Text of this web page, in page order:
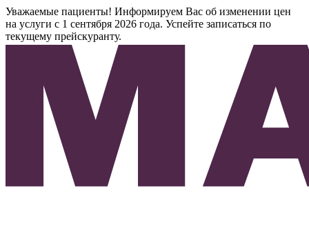
Уважаемые пациенты! Информируем Вас об изменении цен
на услуги с 1 сентября 2026 года. Успейте записаться по
текущему прейскуранту.